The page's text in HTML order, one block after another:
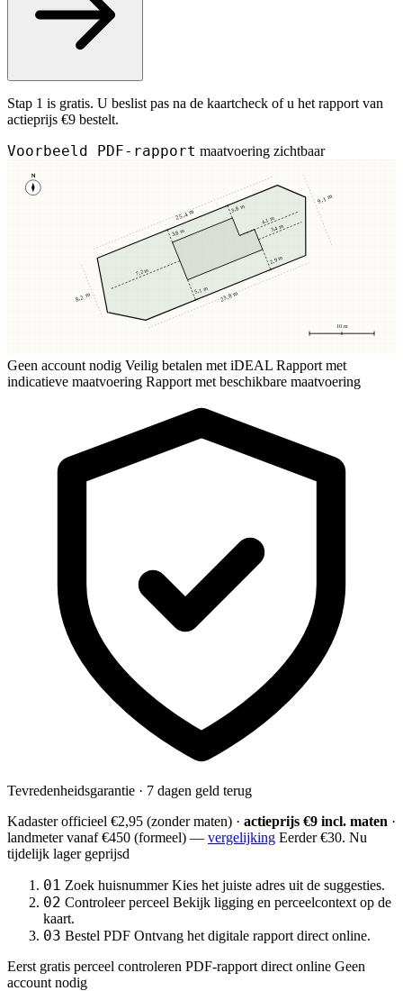
Stap 1 is gratis. U beslist pas na de kaartcheck of u het rapport van
actieprijs €9 bestelt.
Voorbeeld PDF-rapport maatvoering zichtbaar
N
10 m
3,8 m
3,8 m
5,1 m
2,9 m
7,2 m
3,4 m
4,1 m
25,4 m
23,8 m
8,2 m
9,1 m
Geen account nodig Veilig betalen met iDEAL Rapport met
indicatieve maatvoering Rapport met beschikbare maatvoering
Tevredenheidsgarantie · 7 dagen geld terug
Kadaster officieel €2,95 (zonder maten) · actieprijs €9 incl. maten ·
landmetervanaf €450 (formeel) — vergelijking Eerder €30. Nu
tijdelijk lager geprijsd
01 Zoek huisnummer Kies het juiste adres uit de suggesties.
02 Controleer perceel Bekijk ligging en perceelcontext op de
kaart.
03 Bestel PDF Ontvang het digitale rapport direct online.
Eerst gratis perceel controleren PDF-rapport direct online Geen
account nodig